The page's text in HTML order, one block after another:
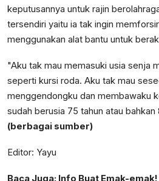
keputusannya untuk rajin
tersendiri yaitu ia tak ingin
menggunakan alat bantu untuk
"Aku tak mau memasuki usia senja
seperti kursi roda. Aku tak mau
menggendongku dan membawaku
sudah berusia 75 tahun atau
(berbagai sumber)
Editor: Yayu
Baca Juga: Info Buat Emak-